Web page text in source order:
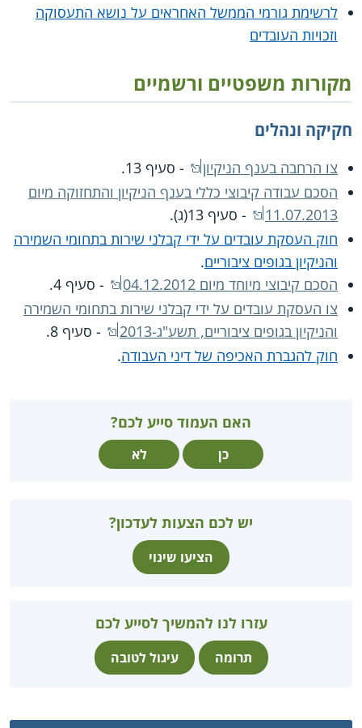
לרשימת גורמי הממשל האחראים על נושא התעסוקה
וזכויות העובדים
מקורות משפטיים ורשמיים
חקיקה ונהלים
צו הרחבה בענף הניקיון
- סעיף 13.
הסכם עבודה קיבוצי כללי בענף הניקיון והתחזוקה מיום
11.07.2013
- סעיף 13(ג).
חוק העסקת עובדים על ידי קבלני שירות בתחומי השמירה
והניקיון בגופים ציבוריים.
הסכם קיבוצי מיוחד מיום 04.12.2012
- סעיף 4.
צו העסקת עובדים על ידי קבלני שירות בתחומי השמירה
והניקיון בגופים ציבוריים, תשע"ג-2013
- סעיף 8.
חוק להגברת האכיפה של דיני העבודה.
האם העמוד סייע לכם?
כן לא
יש לכם הצעות לעדכון?
הציעו שינוי
עזרו לנו להמשיך לסייע לכם
תרומה עיגול לטובה